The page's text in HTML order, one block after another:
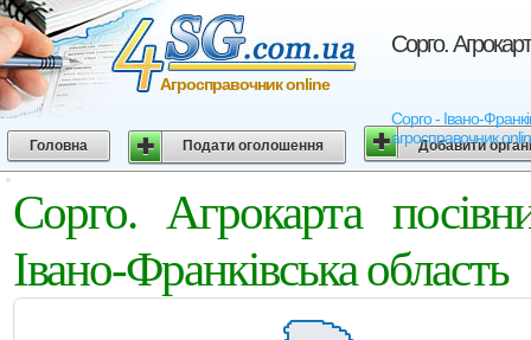
Сорго.
Сорго - Івано-
агросправочник
Агросправочник online
Головна Подати оголошення Добавити
Сорго. Агрокарта
Івано-Франківська область